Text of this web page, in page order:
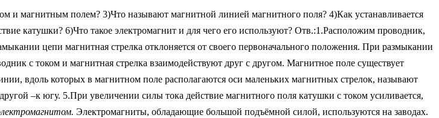
и магнитным полем? 3)Что называют магнитной линией магнитного поля? 4)Как устанавливается
катушки? 6)Что такое электромагнит и для чего его используют? Отв.:1.Расположим проводник,
цепи магнитная стрелка отклоняется от своего первоначального положения. При размыкании
с током и магнитная стрелка взаимодействуют друг с другом. Магнитное поле существует
вдоль которых в магнитном поле располагаются оси маленьких магнитных стрелок, называют
–к югу. 5.При увеличении силы тока действие магнитного поля катушки с током усиливается,
Электромагниты, обладающие большой подъёмной силой, используются на заводах.